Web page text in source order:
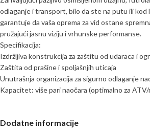
odlaganje i transport, bilo da ste na putu ili kod
garantuje da vaša oprema za vid ostane
pružajući jasnu viziju i vrhunske performanse.
Specifikacija:
Izdržljiva konstrukcija za zaštitu od udaraca i
Zaštita od prašine i spoljašnjih uticaja
Unutrašnja organizacija za sigurno odlaganje
Kapacitet: više pari naočara (optimalno za
Dodatne informacije